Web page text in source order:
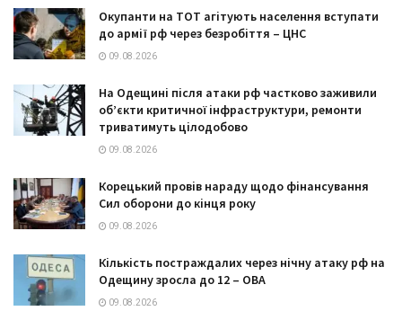
Окупанти на ТОТ агітують населення вступати
до армії рф через безробіття – ЦНС
09.08.2026
На Одещині після атаки рф частково заживили
обʼєкти критичної інфраструктури, ремонти
триватимуть цілодобово
09.08.2026
Корецький провів нараду щодо фінансування
Сил оборони до кінця року
09.08.2026
Кількість постраждалих через нічну атаку рф на
Одещину зросла до 12 – ОВА
09.08.2026